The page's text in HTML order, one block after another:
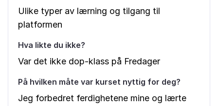
Ulike typer av lærning og tilgang til
platformen
Hva likte du ikke?
Var det ikke dop-klass på Fredager
På hvilken måte var kurset nyttig for deg?
Jeg forbedret ferdighetene mine og lærte